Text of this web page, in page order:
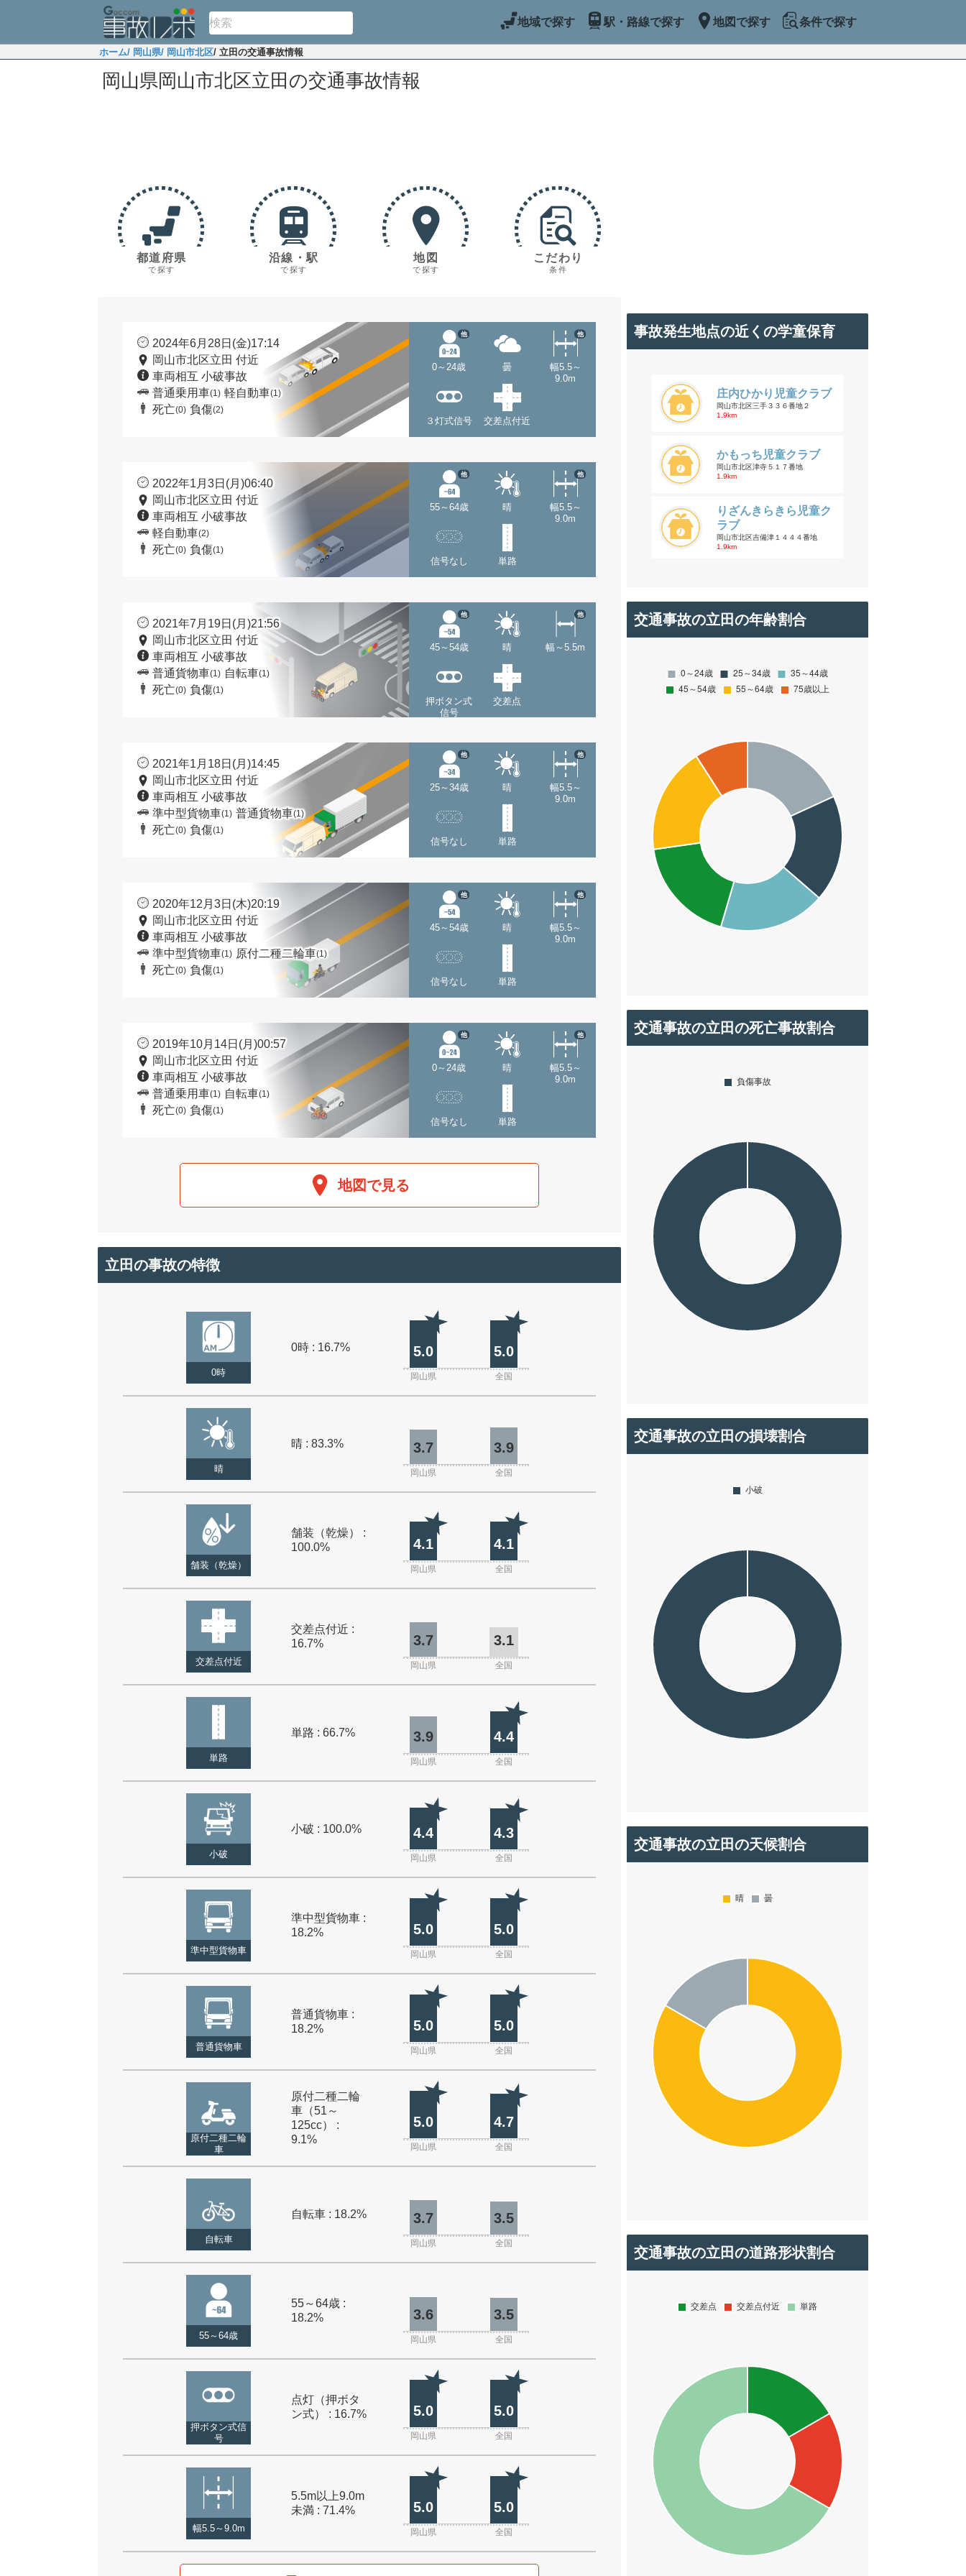
地域で探す 駅・路線で探す 地図で探す 条件で探す
ホーム/ 岡山県/ 岡山市北区/ 立田の交通事故情報
岡山県岡山市北区立田の交通事故情報
都道府県
で探す
沿線・駅
で探す
地図
で探す
こだわり
条件
2024年6月28日(金)17:14
岡山市北区立田 付近
車両相互 小破事故
普通乗用車(1) 軽自動車(1)
死亡(0) 負傷(2)
0～24歳
他
曇
幅5.5～
9.0m
他
３灯式信号 交差点付近
2022年1月3日(月)06:40
岡山市北区立田 付近
車両相互 小破事故
軽自動車(2)
死亡(0) 負傷(1)
55～64歳
他
晴
幅5.5～
9.0m
他
信号なし 単路
2021年7月19日(月)21:56
岡山市北区立田 付近
車両相互 小破事故
普通貨物車(1) 自転車(1)
死亡(0) 負傷(1)
45～54歳
他
晴 幅～5.5m
他
押ボタン式
信号
交差点
2021年1月18日(月)14:45
岡山市北区立田 付近
車両相互 小破事故
準中型貨物車(1) 普通貨物車(1)
死亡(0) 負傷(1)
25～34歳
他
晴
幅5.5～
9.0m
他
信号なし 単路
2020年12月3日(木)20:19
岡山市北区立田 付近
車両相互 小破事故
準中型貨物車(1) 原付二種二輪車(1)
死亡(0) 負傷(1)
45～54歳
他
晴
幅5.5～
9.0m
他
信号なし 単路
2019年10月14日(月)00:57
岡山市北区立田 付近
車両相互 小破事故
普通乗用車(1) 自転車(1)
死亡(0) 負傷(1)
0～24歳
他
晴
幅5.5～
9.0m
他
信号なし 単路
地図で見る
立田の事故の特徴
0時
0時 : 16.7% 5.0 5.0
岡山県 全国
晴
晴 : 83.3% 3.7 3.9
岡山県 全国
舗装（乾燥）
舗装（乾燥） :
100.0%
4.1 4.1
岡山県 全国
交差点付近
交差点付近 :
16.7%
3.7 3.1
岡山県 全国
単路
単路 : 66.7% 3.9 4.4
岡山県 全国
小破
小破 : 100.0% 4.4 4.3
岡山県 全国
準中型貨物車
準中型貨物車 :
18.2%
5.0 5.0
岡山県 全国
普通貨物車
普通貨物車 :
18.2%
5.0 5.0
岡山県 全国
原付二種二輪
車
原付二種二輪
車（51～
125cc） :
9.1%
5.0 4.7
岡山県 全国
自転車
自転車 : 18.2% 3.7 3.5
岡山県 全国
55～64歳
55～64歳 :
18.2%
3.6 3.5
岡山県 全国
押ボタン式信
号
点灯（押ボタ
ン式） : 16.7%
5.0 5.0
岡山県 全国
幅5.5～9.0m
5.5m以上9.0m
未満 : 71.4%
5.0 5.0
岡山県 全国
事故発生地点の近くの学童保育
庄内ひかり児童クラブ
岡山市北区三手３３６番地２
1.9km
かもっち児童クラブ
岡山市北区津寺５１７番地
1.9km
りざんきらきら児童ク
ラブ
岡山市北区吉備津１４４４番地
1.9km
交通事故の立田の年齢割合
交通事故の立田の死亡事故割合
交通事故の立田の損壊割合
交通事故の立田の天候割合
交通事故の立田の道路形状割合